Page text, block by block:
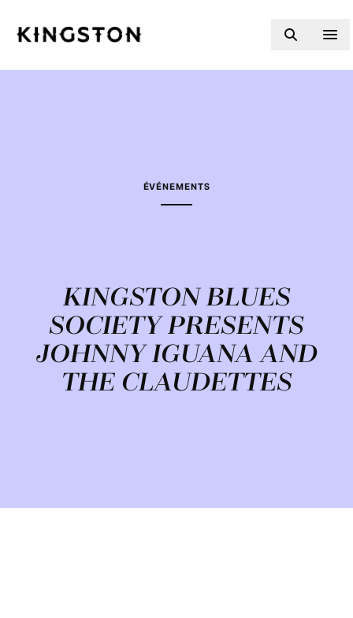
ÉVÉNEMENTS
KINGSTON BLUES
SOCIETY PRESENTS
JOHNNY IGUANA AND
THE CLAUDETTES